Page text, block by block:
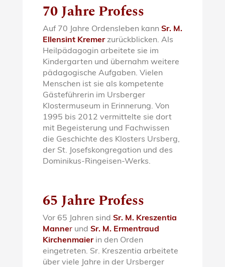
70 Jahre Profess
Auf 70 Jahre Ordensleben kann Sr. M.
Ellensint Kremerzurückblicken. Als
Heilpädagogin arbeitete sie im
Kindergarten und übernahm weitere
pädagogische Aufgaben. Vielen
Menschen ist sie als kompetente
Gästeführerin im Ursberger
Klostermuseum in Erinnerung. Von
1995 bis 2012 vermittelte sie dort
mit Begeisterung und Fachwissen
die Geschichte des Klosters Ursberg,
der St. Josefskongregation und des
Dominikus-Ringeisen-Werks.
65Jahre Profess
Vor 65 Jahren sind Sr. M. Kreszentia
Mannerund Sr. M. Ermentraud
Kirchenmaierin den Orden
eingetreten. Sr. Kreszentia arbeitete
über viele Jahre in der Ursberger